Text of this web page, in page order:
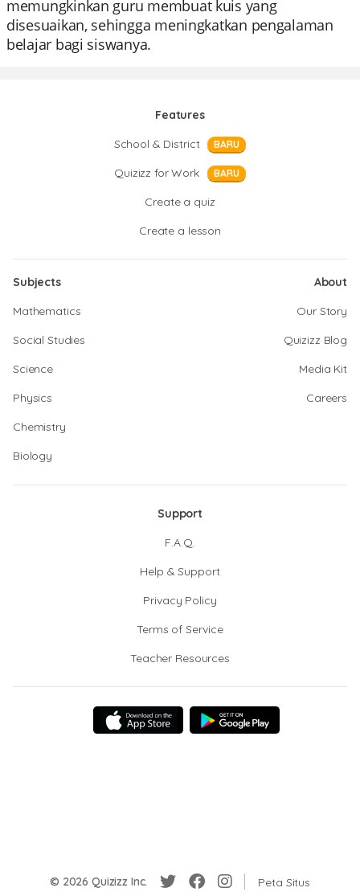
memungkinkan guru membuat kuis yang
disesuaikan, sehingga meningkatkan pengalaman
belajar bagi siswanya.
Features
School & District
BARU
Quizizz for Work BARU
Create a quiz
Create a lesson
Subjects
Mathematics
Social Studies
Science
Physics
Chemistry
Biology
About
Our Story
Quizizz Blog
Media Kit
Careers
Support
F.A.Q.
Help & Support
Privacy Policy
Terms of Service
Teacher Resources
© 2026 Quizizz Inc. Peta Situs